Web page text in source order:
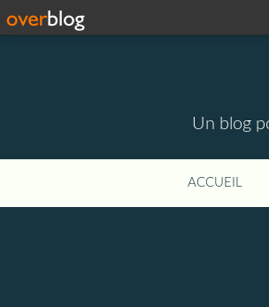
Un blog
ACCUEIL